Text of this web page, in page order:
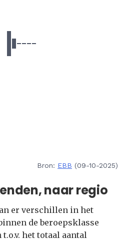
Bron: EBB (09-10-2025)
naar regio
er verschillen in het
de beroepsklasse
het totaal aantal